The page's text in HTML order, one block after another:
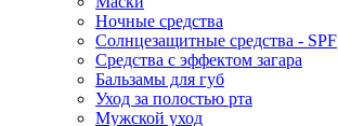
Ночные средства
Солнцезащитные средства - SPF
Средства c эффектом загара
Бальзамы для губ
Уход за полостью рта
Мужской уход